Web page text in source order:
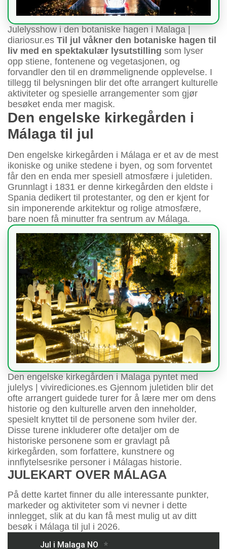
Julelysshow i den botaniske hagen i Malaga |
diariosur.es Til jul våkner den botaniske hagen til
liv med en spektakulær lysutstilling som lyser
opp stiene, fontenene og vegetasjonen, og
forvandler den til en drømmelignende opplevelse. I
tillegg til belysningen blir det ofte arrangert kulturelle
aktiviteter og spesielle arrangementer som gjør
besøket enda mer magisk.
Den engelske kirkegården i
Málaga til jul
Den engelske kirkegården i Málaga er et av de mest
ikoniske og unike stedene i byen, og som forventet
får den en enda mer spesiell atmosfære i juletiden.
Grunnlagt i 1831 er denne kirkegården den eldste i
Spania dedikert til protestanter, og den er kjent for
sin imponerende arkitektur og rolige atmosfære,
bare noen få minutter fra sentrum av Málaga.
Den engelske kirkegården i Malaga pyntet med
julelys | vivirediciones.es Gjennom juletiden blir det
ofte arrangert guidede turer for å lære mer om dens
historie og den kulturelle arven den inneholder,
spesielt knyttet til de personene som hviler der.
Disse turene inkluderer ofte detaljer om de
historiske personene som er gravlagt på
kirkegården, som forfattere, kunstnere og
innflytelsesrike personer i Málagas historie.
JULEKART OVER MÁLAGA
På dette kartet finner du alle interessante punkter,
markeder og aktiviteter som vi nevner i dette
innlegget, slik at du kan få mest mulig ut av ditt
besøk i Málaga til jul i 2026.